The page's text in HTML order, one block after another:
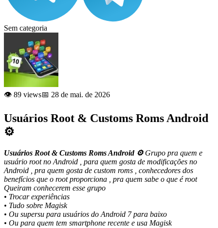
Sem categoria
👁️ 89 views📅 28 de mai. de 2026
Usuários Root & Customs Roms Android
⚙️
Usuários Root & Customs Roms Android ⚙️Grupo pra quem e
usuário root no Android , para quem gosta de modificações no
Android , pra quem gosta de custom roms , conhecedores dos
benefícios que o root proporciona , pra quem sabe o que é root
Queiram conhecerem esse grupo
• Trocar experiências
• Tudo sobre Magisk
• Ou supersu para usuários do Android 7 para baixo
• Ou para quem tem smartphone recente e usa Magisk